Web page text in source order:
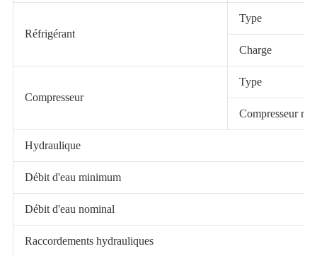
Réfrigérant
Type
Charge
Compresseur
Type
Compresseur
Hydraulique
Débit d'eau minimum
Débit d'eau nominal
Raccordements hydrauliques